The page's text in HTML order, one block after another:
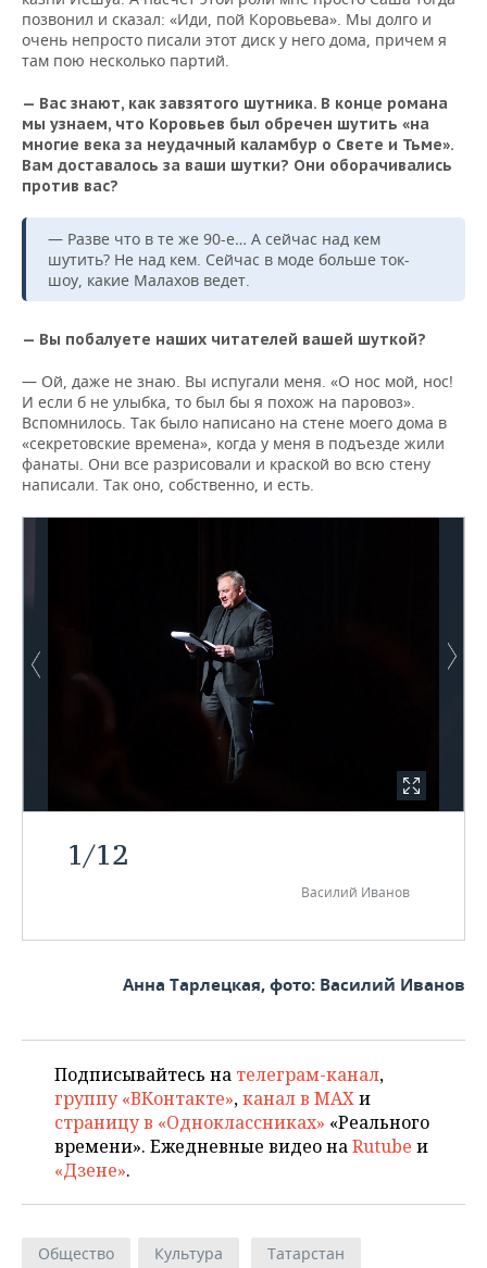
позвонил и сказал: «Иди, пой Коровьева». Мы долго и
очень непросто писали этот диск у него дома, причем я
там пою несколько партий.
— Вас знают, как завзятого шутника. В конце романа
мы узнаем, что Коровьев был обречен шутить «на
многие века за неудачный каламбур о Свете и Тьме».
Вам доставалось за ваши шутки? Они оборачивались
против вас?
— Разве что в те же 90-е… А сейчас над кем
шутить? Не над кем. Сейчас в моде больше ток-
шоу, какие Малахов ведет.
— Вы побалуете наших читателей вашей шуткой?
— Ой, даже не знаю. Вы испугали меня. «О нос мой, нос!
И если б не улыбка, то был бы я похож на паровоз».
Вспомнилось. Так было написано на стене моего дома в
«секретовские времена», когда у меня в подъезде жили
фанаты. Они все разрисовали и краской во всю стену
написали. Так оно, собственно, и есть.
1/12
Василий Иванов
Анна Тарлецкая, фото: Василий Иванов
Подписывайтесь на телеграм-канал,
группу «ВКонтакте»,канал в MAXи
страницу в «Одноклассниках» «Реального
времени». Ежедневные видео наRutube и
«Дзене».
Общество Культура
Татарстан